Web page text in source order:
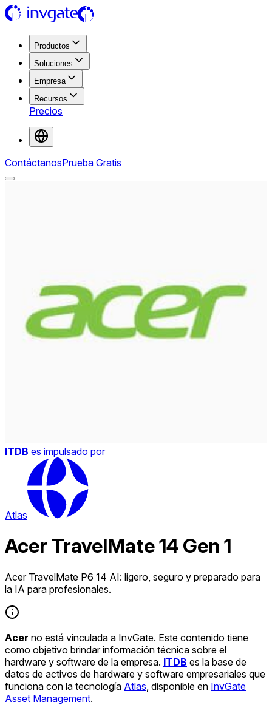
Productos
Soluciones
Empresa
Recursos
Precios
ContáctanosPrueba Gratis
ITDB es impulsado por
Atlas
Acer TravelMate 14 Gen 1
Acer TravelMate P6 14 AI: ligero, seguro y preparado para
la IA para profesionales.
Acer no está vinculada a InvGate. Este contenido tiene
como objetivo brindar información técnica sobre el
hardware y software de la empresa. ITDB es la base de
datos de activos de hardware y software empresariales que
funciona con la tecnología Atlas , disponible en InvGate
Asset Management.